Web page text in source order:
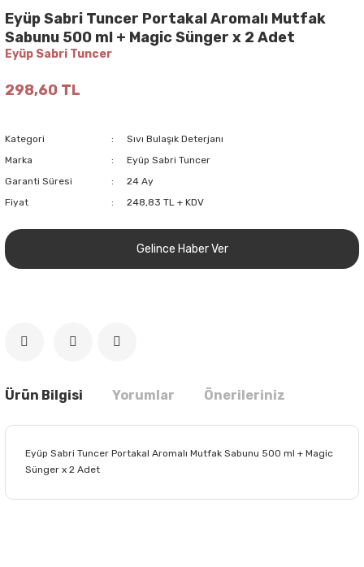
Eyüp Sabri Tuncer Portakal Aromalı Mutfak
Sabunu 500 ml + Magic Sünger x 2 Adet
Eyüp Sabri Tuncer
298,60 TL
Kategori
Sıvı Bulaşık Deterjanı
Marka
Eyüp Sabri Tuncer
Garanti Süresi
24 Ay
Fiyat
248,83 TL + KDV
Gelince Haber Ver
Ürün Bilgisi Yorumlar Önerileriniz
Eyüp Sabri Tuncer Portakal Aromalı Mutfak Sabunu 500 ml + Magic
Sünger x 2 Adet